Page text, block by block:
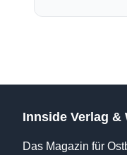
Innside Verlag &
Das Magazin für